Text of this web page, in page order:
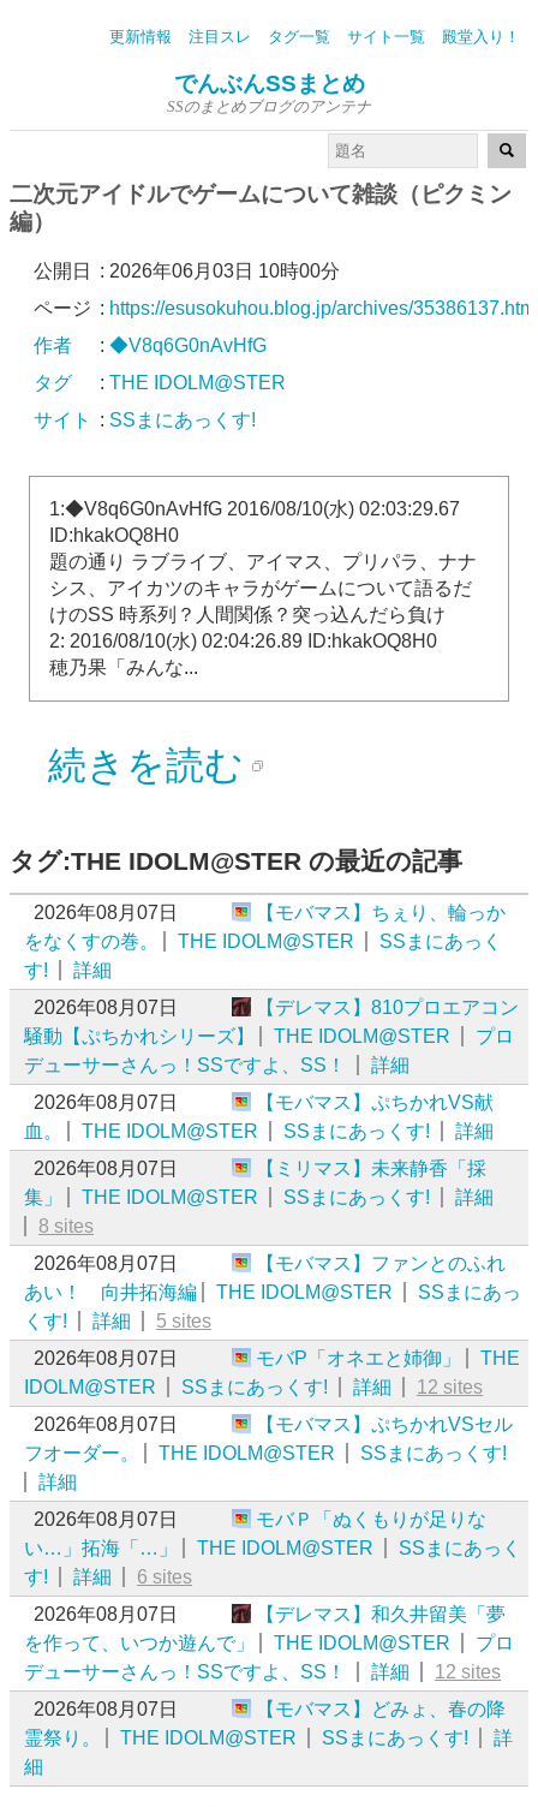
更新情報 注目スレ タグ一覧 サイト一覧 殿堂入り！
でんぶんSSまとめ
SSのまとめブログのアンテナ
二次元アイドルでゲームについて雑談（ピクミン
編）
公開日 : 2026年06月03日 10時00分
ページ : https://esusokuhou.blog.jp/archives/
作者
: ◆V8q6G0nAvHfG
タグ
: THE IDOLM@STER
サイト
: SSまにあっくす!
1:◆V8q6G0nAvHfG 2016/08/10(水) 02:03:29.67
ID:hkakOQ8H0
題の通り ラブライブ、アイマス、プリパラ、ナナ
シス、アイカツのキャラがゲームについて語るだ
けのSS 時系列？人間関係？突っ込んだら負け
2: 2016/08/10(水) 02:04:26.89 ID:hkakOQ8H0
穂乃果「みんな...
続きを読む
タグ:THE IDOLM@STER の最近の記事
2026年08月07日
【モバマス】ちぇり、輪っか
をなくすの巻。
THE IDOLM@STER
SSまにあっく
す!
詳細
2026年08月07日
【デレマス】810プロエアコン
騒動【ぷちかれシリーズ】
THE IDOLM@STER
プロ
デューサーさんっ！SSですよ、SS！
詳細
2026年08月07日
【モバマス】ぷちかれVS献
血。
THE IDOLM@STER SSまにあっくす!
詳細
2026年08月07日
【ミリマス】未来静香「採
集」
THE IDOLM@STER SSまにあっくす!
詳細
8 sites
2026年08月07日
【モバマス】ファンとのふれ
あい！ 向井拓海編
THE IDOLM@STER
SSまにあっ
くす!
詳細
5 sites
2026年08月07日
モバP「オネエと姉御」
THE
IDOLM@STER
SSまにあっくす! 詳細
12 sites
2026年08月07日
【モバマス】ぷちかれVSセル
フオーダー。
THE IDOLM@STER
SSまにあっくす!
詳細
2026年08月07日
モバＰ「ぬくもりが足りな
い…」拓海「…」
THE IDOLM@STER
SSまにあっく
す!
詳細
6 sites
2026年08月07日
【デレマス】和久井留美「夢
を作って、いつか遊んで」
THE IDOLM@STER
プロ
デューサーさんっ！SSですよ、SS！
詳細
12 sites
2026年08月07日
【モバマス】どみょ、春の降
霊祭り。
THE IDOLM@STER SSまにあっくす!
詳
細